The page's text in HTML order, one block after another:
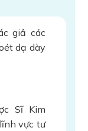
giả các
dạ dày
Sĩ Kim
vực tư